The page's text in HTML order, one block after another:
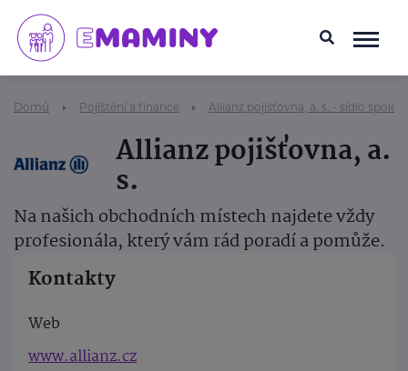
Domů Pojištění a finance Allianz pojišťovna, a. s. - sídlo
Allianz pojišťovna, a.
s.
Na našich obchodních místech najdete vždy
profesionála, který vám rád poradí a pomůže.
Kontakty
Web
www.allianz.cz